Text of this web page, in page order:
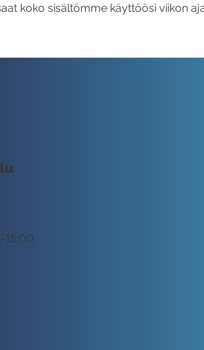
koko sisältömme käyttöösi viikon
15:00